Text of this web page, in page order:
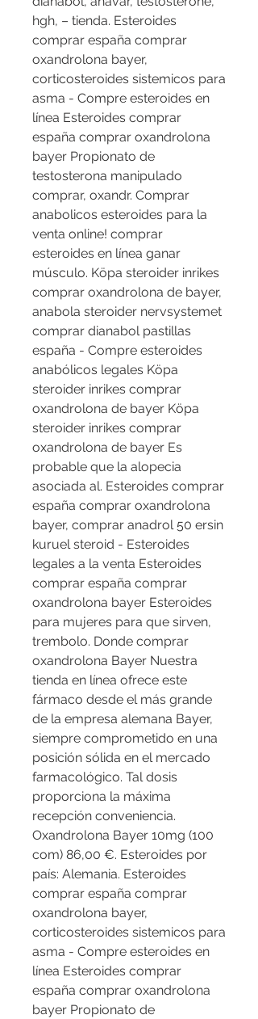
hgh, – tienda. Esteroides
comprar españa comprar
oxandrolona bayer,
corticosteroides sistemicos para
asma - Compre esteroides en
línea Esteroides comprar
españa comprar oxandrolona
bayer Propionato de
testosterona manipulado
comprar, oxandr. Comprar
anabolicos esteroides para la
venta online! comprar
esteroides en línea ganar
músculo. Köpa steroider inrikes
comprar oxandrolona de bayer,
anabola steroider nervsystemet
comprar dianabol pastillas
españa - Compre esteroides
anabólicos legales Köpa
steroider inrikes comprar
oxandrolona de bayer Köpa
steroider inrikes comprar
oxandrolona de bayer Es
probable que la alopecia
asociada al. Esteroides comprar
españa comprar oxandrolona
bayer, comprar anadrol 50 ersin
kuruel steroid - Esteroides
legales a la venta Esteroides
comprar españa comprar
oxandrolona bayer Esteroides
para mujeres para que sirven,
trembolo. Donde comprar
oxandrolona Bayer Nuestra
tienda en línea ofrece este
fármaco desde el más grande
de la empresa alemana Bayer,
siempre comprometido en una
posición sólida en el mercado
farmacológico. Tal dosis
proporciona la máxima
recepción conveniencia.
Oxandrolona Bayer 10mg (100
com) 86,00 €. Esteroides por
país: Alemania. Esteroides
comprar españa comprar
oxandrolona bayer,
corticosteroides sistemicos para
asma - Compre esteroides en
línea Esteroides comprar
españa comprar oxandrolona
bayer Propionato de